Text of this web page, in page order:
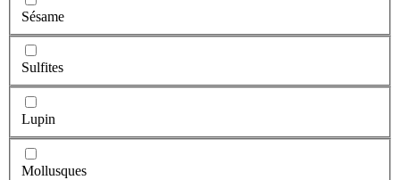
Sésame
Sulfites
Lupin
Mollusques